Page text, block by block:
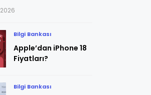
Bilgi Bankası
Apple’dan iPhone 18
Fiyatları?
Bilgi Bankası